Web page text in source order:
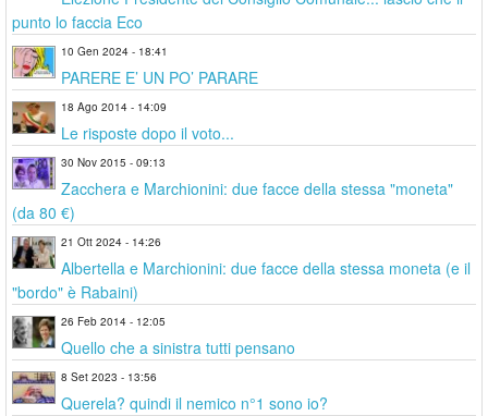
punto lo faccia Eco
10 Gen 2024 - 18:41
PARERE E’ UN PO’ PARARE
18 Ago 2014 - 14:09
Le risposte dopo il voto...
30 Nov 2015 - 09:13
Zacchera e Marchionini: due facce della stessa "moneta"
(da 80 €)
21 Ott 2024 - 14:26
Albertella e Marchionini: due facce della stessa moneta (e il
"bordo" è Rabaini)
26 Feb 2014 - 12:05
Quello che a sinistra tutti pensano
8 Set 2023 - 13:56
Querela? quindi il nemico n°1 sono io?